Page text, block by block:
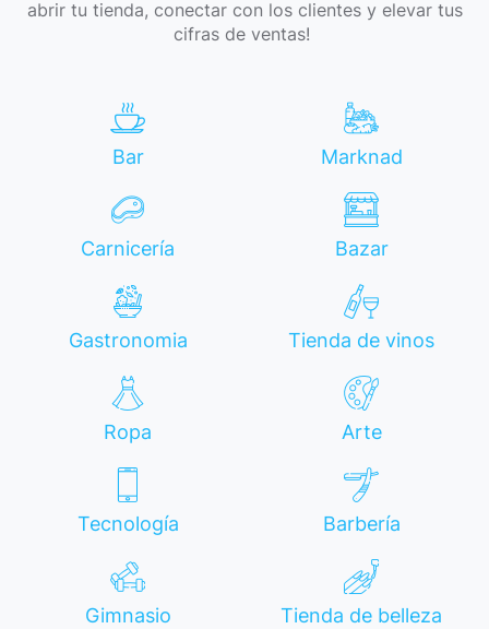
abrir tu tienda, conectar con los clientes y elevar tus
cifras de ventas! ​
Bar Marknad
Carnicería Bazar
Gastronomia Tienda de vinos
Ropa Arte
Tecnología Barbería
Gimnasio Tienda de belleza